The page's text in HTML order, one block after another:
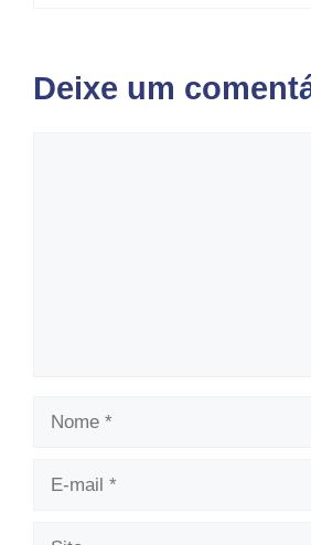
Deixe um